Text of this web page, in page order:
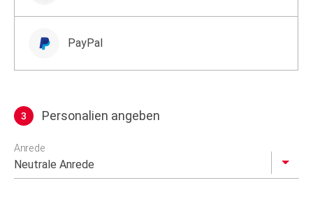
PayPal
3 Personalien angeben
Profil
Anrede